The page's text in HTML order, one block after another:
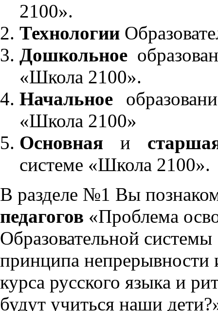
2100».
Технологии
Дошкольное
«Школа 2100».
Начальное
«Школа 2100»
Основнаяи
системе «Школа 2100».
В разделе №1 Вы
педагогов «Проблема
Образовательной
принципа непрерывности
курса русского языка и
будут учиться наши